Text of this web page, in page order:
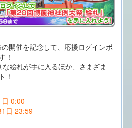
開催を記念して、応援ログインボ
！
絵札が手に入るほか、さまざま
！
0:00
日 23:59